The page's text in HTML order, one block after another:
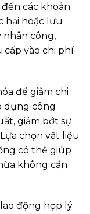
các khoản
hại hoặc lưu
nhân công,
cấp vào chi phí
để giảm chi
dụng công
giảm bớt sự
chọn vật liệu
có thể giúp
không cần
động hợp lý